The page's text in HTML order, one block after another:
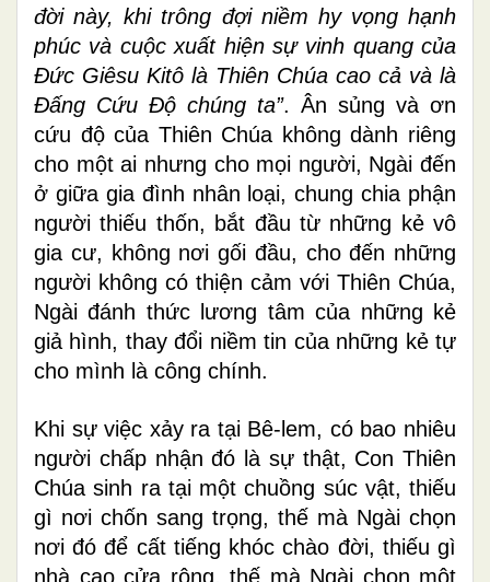
đời này, khi trông đợi niềm hy vọng hạnh
phúc và cuộc xuất hiện sự vinh quang của
Ðức Giêsu Kitô là Thiên Chúa cao cả và là
Ðấng Cứu Ðộ chúng ta”. Ân sủng và ơn
cứu độ của Thiên Chúa không dành riêng
cho một ai nhưng cho mọi người, Ngài đến
ở giữa gia đình nhân loại, chung chia phận
người thiếu thốn, bắt đầu từ những kẻ vô
gia cư, không nơi gối đầu, cho đến những
người không có thiện cảm với Thiên Chúa,
Ngài đánh thức lương tâm của những kẻ
giả hình, thay đổi niềm tin của những kẻ tự
cho mình là công chính.
Khi sự việc xảy ra tại Bê-lem, có bao nhiêu
người chấp nhận đó là sự thật, Con Thiên
Chúa sinh ra tại một chuồng súc vật, thiếu
gì nơi chốn sang trọng, thế mà Ngài chọn
nơi đó để cất tiếng khóc chào đời, thiếu gì
nhà cao cửa rộng, thế mà Ngài chọn một